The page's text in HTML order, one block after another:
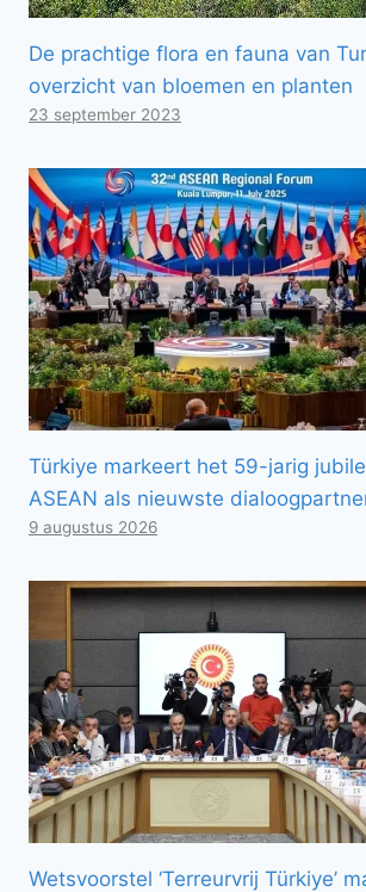
De prachtige flora en fauna van
overzicht van bloemen en planten
23 september 2023
Türkiye markeert het 59-jarig
ASEAN als nieuwste
9 augustus 2026
Wetsvoorstel ‘Terreurvrij Türkiye’